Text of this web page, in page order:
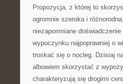
Propozycja, z której to
ogromnie szeroka i
niezapomniane
wypoczynku najpoprawniej o
troskać się o nocleg. Dzisiaj
albowiem skorzystać z
charakteryzują się drogimi